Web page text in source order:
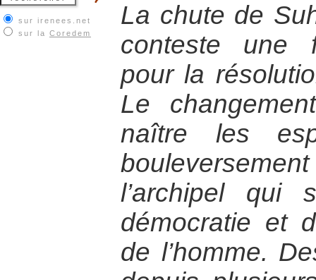
sur irenees.net
sur la Coredem
La chute de
conteste une
pour la
Le
naître les
l’archipel
démocratie et
de l’homme.